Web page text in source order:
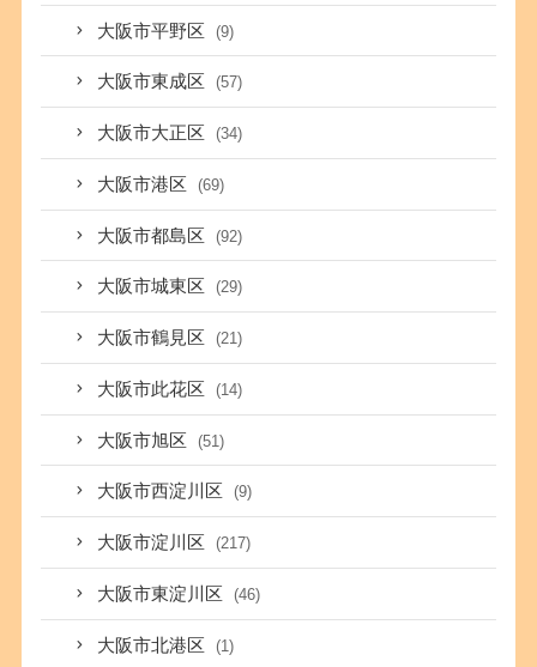
大阪市平野区 (9)
大阪市東成区 (57)
大阪市大正区 (34)
大阪市港区 (69)
大阪市都島区 (92)
大阪市城東区 (29)
大阪市鶴見区 (21)
大阪市此花区 (14)
大阪市旭区 (51)
大阪市西淀川区 (9)
大阪市淀川区 (217)
大阪市東淀川区 (46)
大阪市北港区 (1)